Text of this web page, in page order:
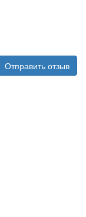
Отправить отзыв